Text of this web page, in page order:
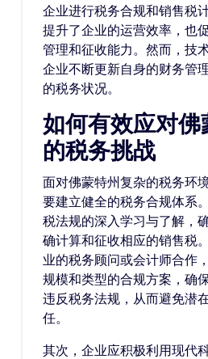
企业进行税务合规和销售税
提升了企业的运营效率，也
管理和征收能力。然而，技
企业不断更新自身的财务管
的税务状况。
如何有效应对
的税务挑战
面对佛蒙特州复杂的税务环
要建立健全的税务合规体系
税法规的深入学习与了解，
确计算和征收相应的销售税
业的税务顾问或会计师合作
规模和类型的合规方案，确
违反税务法规，从而避免潜
任。
其次，企业应积极利用现代